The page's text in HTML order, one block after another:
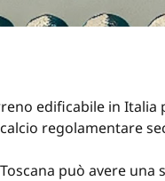
edificabile in Italia
regolamentare
può avere una